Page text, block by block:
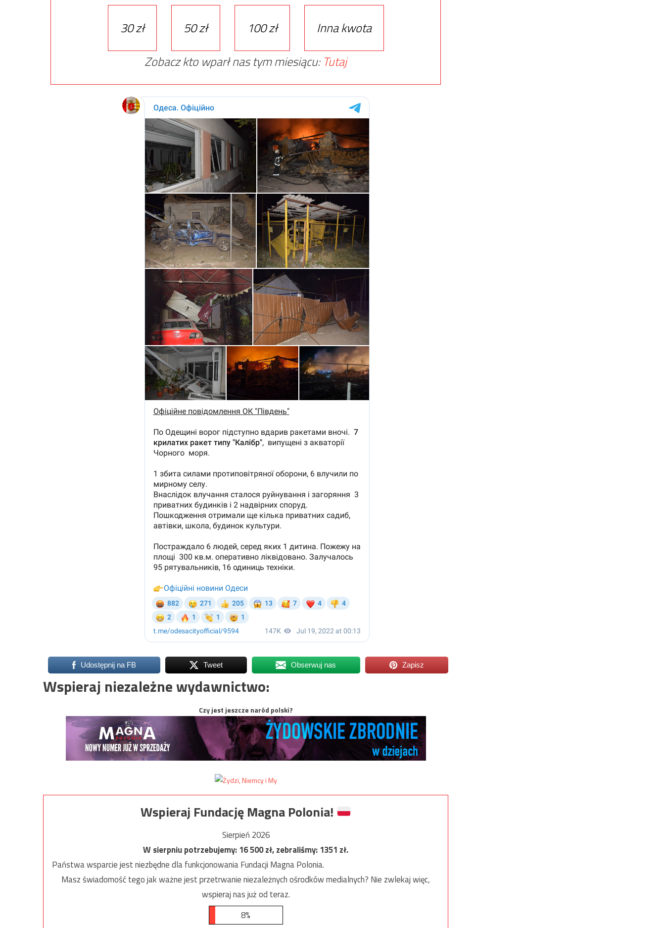
30 zł 50 zł 100 zł
Inna kwota
Zobacz kto wparł nas tym miesiącu: Tutaj
Udostępnij na FB Tweet Obserwuj nas Zapisz
Wspieraj niezależne wydawnictwo:
Czy jest jeszcze naród polski?
Wspieraj Fundację Magna Polonia!
Sierpień 2026
W sierpniu potrzebujemy:16 500zł, zebraliśmy:1351 zł.
Państwa wsparcie jest niezbędne dla funkcjonowania Fundacji Magna Polonia.
Masz świadomość tego jak ważne jest przetrwanie niezależnych ośrodków medialnych? Nie zwlekaj więc,
wspieraj nas już od teraz.
8%